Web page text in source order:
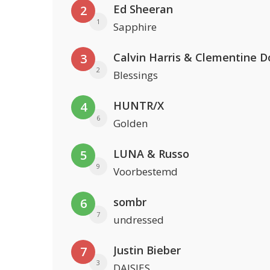
2
1
Ed Sheeran
Sapphire
3
2
Calvin Harris & Clementine
Blessings
4
6
HUNTR/X
Golden
5
9
LUNA & Russo
Voorbestemd
6
7
sombr
undressed
7
3
Justin Bieber